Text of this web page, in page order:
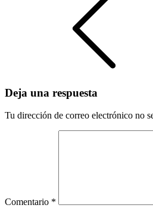
Deja una respuesta
Tu dirección de correo electrónico no
Comentario *